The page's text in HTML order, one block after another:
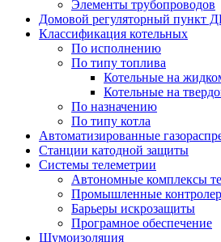
Элементы трубопроводов
Домовой регуляторный пункт
Классификация котельных
По исполнению
По типу топлива
Котельные на
Котельные на
По назначению
По типу котла
Автоматизированные
Станции катодной защиты
Системы телеметрии
Автономные комплексы
Промышленные
Барьеры искрозащиты
Програмное обеспечение
Шумоизоляция